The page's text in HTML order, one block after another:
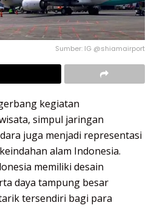
Sumber: IG @shiamairport
kegiatan
simpul jaringan
juga menjadi representasi
alam Indonesia.
memiliki desain
daya tampung besar
tersendiri bagi para